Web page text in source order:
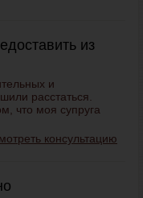
из
и
расстаться.
что моя супруга
консультацию